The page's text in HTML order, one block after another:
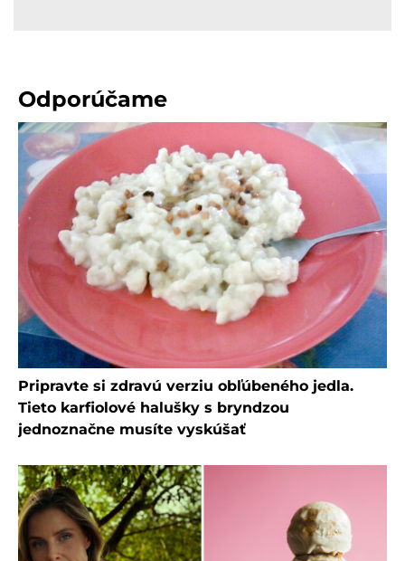
Odporúčame
Pripravte si zdravú verziu obľúbeného jedla.
Tieto karfiolové halušky s bryndzou
jednoznačne musíte vyskúšať